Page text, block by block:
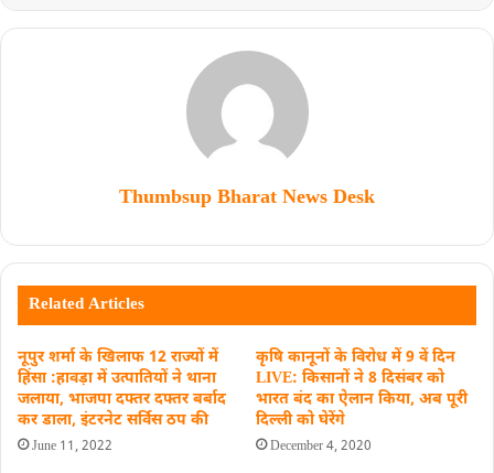
Thumbsup Bharat News Desk
Related Articles
नूपुर शर्मा के खिलाफ 12 राज्यों में
हिंसा :हावड़ा में उत्पातियों ने थाना
जलाया, भाजपा दफ्तर दफ्तर बर्बाद
कर डाला, इंटरनेट सर्विस ठप की
June 11, 2022
कृषि कानूनों के विरोध में 9 वें दिन
LIVE: किसानों ने 8 दिसंबर को
भारत बंद का ऐलान किया, अब पूरी
दिल्ली को घेरेंगे
December 4, 2020